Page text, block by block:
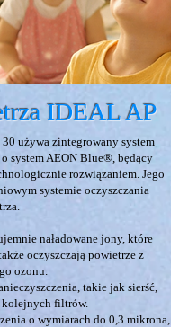
IDEAL AP
używa zintegrowany system
system AEON Blue®, będący
rozwiązaniem. Jego
systemie oczyszczania
naładowane jony, które
oczyszczają powietrze z
ozonu.
takie jak sierść,
kolejnych filtrów.
o wymiarach do 0,3 mikrona,